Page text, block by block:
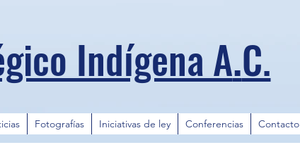
Indígena A.C.
Fotografías Iniciativas de ley Conferencias Contacto